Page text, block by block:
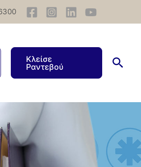
Κλείσε
Ραντεβού